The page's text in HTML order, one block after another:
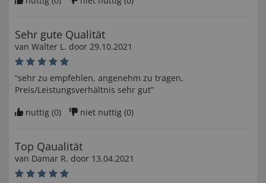
Sehr gute Qualität
van Walter L. door 29.10.2021
“sehr zu empfehlen, angenehm zu tragen,
Preis/Leistungsverhältnis sehr gut”
nuttig (0) niet nuttig (0)
Top Qaualität
van Damar R. door 13.04.2021